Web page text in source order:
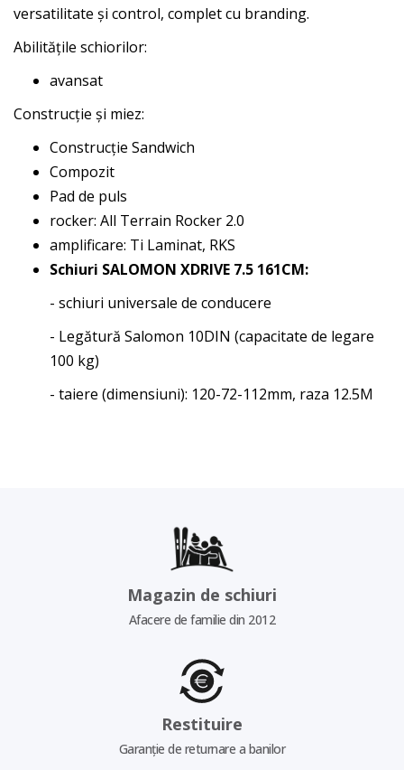
versatilitate și control, complet cu branding.
Abilitățile schiorilor:
avansat
Construcție și miez:
Construcție Sandwich
Compozit
Pad de puls
rocker: All Terrain Rocker 2.0
amplificare: Ti Laminat, RKS
Schiuri SALOMON XDRIVE 7.5 161CM:
- schiuri universale de conducere
- Legătură Salomon 10DIN (capacitate de legare
100 kg)
- taiere (dimensiuni): 120-72-112mm, raza 12.5M
Magazin de schiuri
Afacere de familie din 2012
Restituire
Garanție de returnare a banilor